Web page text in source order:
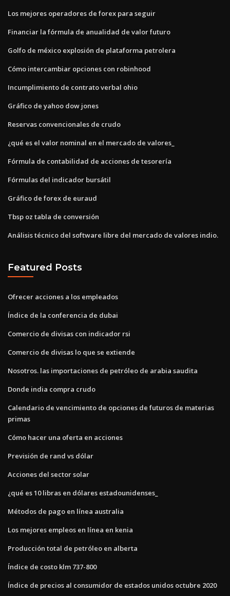
Los mejores operadores de forex para seguir
Financiar la fórmula de anualidad de valor futuro
Golfo de méxico explosión de plataforma petrolera
Cómo intercambiar opciones con robinhood
Incumplimiento de contrato verbal ohio
Gráfico de yahoo dow jones
Reservas convencionales de crudo
¿qué es el valor nominal en el mercado de valores_
Fórmula de contabilidad de acciones de tesorería
Fórmulas del indicador bursátil
Gráfico de forex de euraud
Tbsp oz tabla de conversión
Análisis técnico del software libre del mercado de valores indio.
Featured Posts
Ofrecer acciones a los empleados
Índice de la conferencia de dubai
Comercio de divisas con indicador rsi
Comercio de divisas lo que se extiende
Nosotros. las importaciones de petróleo de arabia saudita
Donde india compra crudo
Calendario de vencimiento de opciones de futuros de materias
primas
Cómo hacer una oferta en acciones
Previsión de rand vs dólar
Acciones del sector solar
¿qué es 10 libras en dólares estadounidenses_
Métodos de pago en línea australia
Los mejores empleos en línea en kenia
Producción total de petróleo en alberta
Índice de costo klm 737-800
Índice de precios al consumidor de estados unidos octubre 2020